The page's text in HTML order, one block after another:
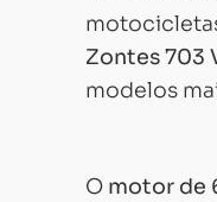
Zontes 703
modelos
O motor de